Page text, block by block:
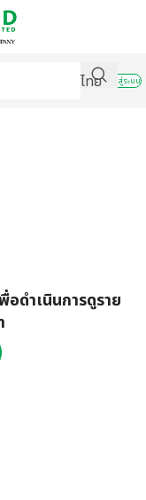
ไทย
เข้าสู่ระบบ
อดำเนินการดูราย